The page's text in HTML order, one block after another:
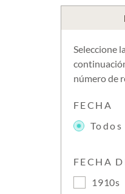
Seleccione
número de
FECHA
Todos
FECHA
1910s